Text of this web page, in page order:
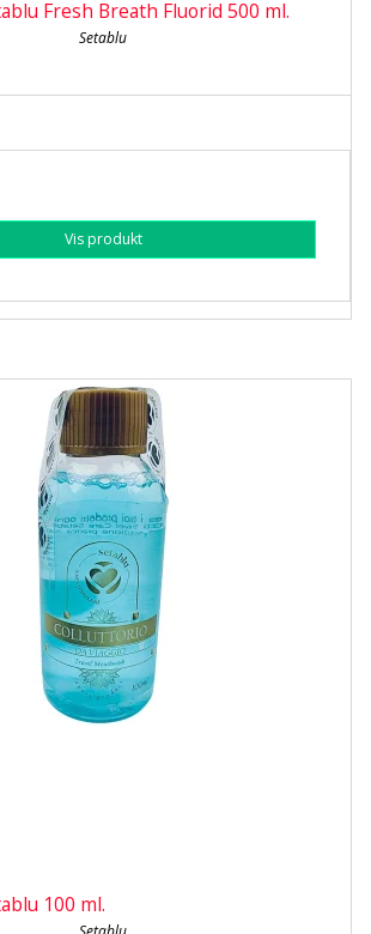
Fresh Breath Fluorid 500 ml.
Setablu
Vis produkt
100 ml.